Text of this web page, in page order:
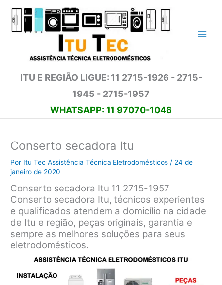
para
ITU E REGIÃO LIGUE: 11 2715-1926 - 2715-
1945 - 2715-1957
WHATSAPP: 11 97070-1046
Conserto secadora Itu
Por Itu Tec Assistência Técnica Eletrodomésticos / 24 de
janeiro de 2020
Conserto secadora Itu 11 2715-1957
Conserto secadora Itu, técnicos experientes
e qualificados atendem a domicílio na cidade
de Itu e região, peças originais, garantia e
sempre as melhores soluções para seus
eletrodomésticos.